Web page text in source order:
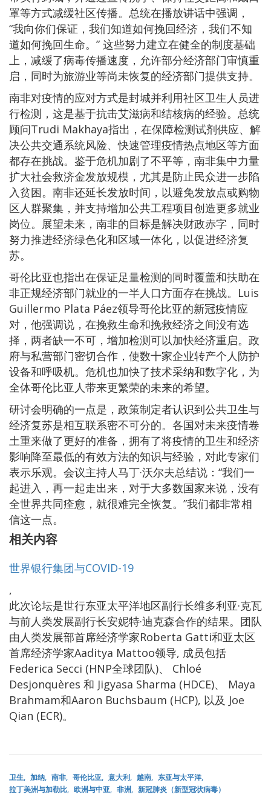
罩等方式减缓社区传播。总统在播放讲话中强调，
“我向你们保证，我们知道如何挽回经济，我们不知
道如何挽回生命。” 这些努力建立在健全的制度基础
上，减缓了病毒传播速度，允许部分经济部门审慎重
启，同时为旅游业等尚未恢复的经济部门提供支持。
南非对疫情的应对方式是封城并利用社区卫生人员进
行检测，这是基于抗击艾滋病和结核病的经验。总统
顾问Trudi Makhaya指出，在保障检测试剂供应、解
决公共交通系统风险、快速管理疫情热点地区等方面
都存在挑战。鉴于危机加剧了不平等，南非集中力量
扩大社会救济金发放规模，尤其是防止民众进一步陷
入贫困。南非还延长发放时间，以避免发放点或购物
区人群聚集，并支持增加公共工程项目创造更多就业
岗位。展望未来，南非的目标是解决财政赤字，同时
努力推进经济绿色化和区域一体化，以促进经济复
苏。
哥伦比亚也指出在保证足量检测的同时覆盖和扶助在
非正规经济部门就业的一半人口方面存在挑战。Luis
Guillermo Plata Páez领导哥伦比亚的新冠疫情应
对，他强调说，在挽救生命和挽救经济之间没有选
择，两者缺一不可，增加检测可以加快经济重启。政
府与私营部门密切合作，使数十家企业转产个人防护
设备和呼吸机。危机也加快了技术采纳和数字化，为
全体哥伦比亚人带来更繁荣的未来的希望。
研讨会明确的一点是，政策制定者认识到公共卫生与
经济复苏是相互联系密不可分的。各国对未来疫情卷
土重来做了更好的准备，拥有了将疫情的卫生和经济
影响降至最低的有效方法的知识与经验，对此专家们
表示乐观。会议主持人马丁·沃尔夫总结说：“我们一
起进入，再一起走出来，对于大多数国家来说，没有
全世界共同痊愈，就很难完全恢复。”我们都非常相
信这一点。
相关内容
世界银行集团与COVID-19
,
此次论坛是世行东亚太平洋地区副行长维多利亚·克瓦
与前人类发展副行长安妮特·迪克森合作的结果。团队
由人类发展部首席经济学家Roberta Gatti和亚太区
首席经济学家Aaditya Mattoo领导, 成员包括
Federica Secci (HNP全球团队)、 Chloé
Desjonquères 和 Jigyasa Sharma (HDCE)、 Maya
Brahmam和Aaron Buchsbaum (HCP), 以及 Joe
Qian (ECR)。
卫生 加纳 南非 哥伦比亚 意大利 越南
东亚与太平洋
拉丁美洲与加勒比
欧洲与中亚 非洲 新冠肺炎（新型冠状病毒）